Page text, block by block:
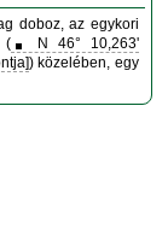
doboz, az egykori
(
N 46° 10,263'
) közelében, egy